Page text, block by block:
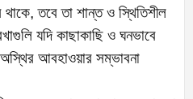
থাকে, তবে তা শান্ত ও স্থিতিশীল
যদি কাছাকাছি ও ঘনভাবে
আবহাওয়ার সম্ভাবনা